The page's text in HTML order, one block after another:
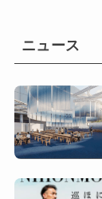
ニュース